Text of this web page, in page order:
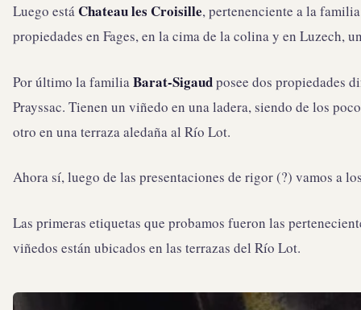
Luego está Chateau les Croisille, pertenenciente a la
propiedades en Fages, en la cima de la colina y en Luzech,
Por último la familiaBarat-Sigaudposee dos propiedades
Prayssac. Tienen un viñedo en una ladera, siendo de los
otro en una terraza aledaña al Río Lot.
Ahora sí, luego de las presentaciones de rigor (?) vamos a
Las primeras etiquetas que probamos fueron las
viñedos están ubicados en las terrazas del Río Lot.